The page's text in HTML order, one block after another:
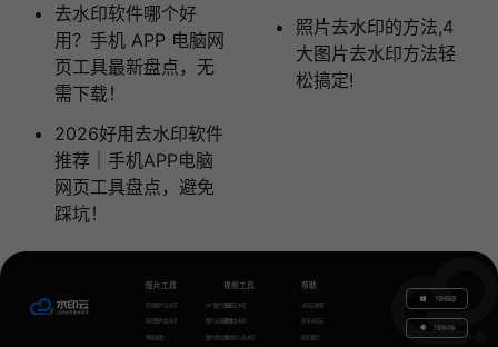
去水印软件哪个好
用？手机 APP 电脑网
页工具最新盘点，无
需下载！
2026好用去水印软件
推荐｜手机APP电脑
网页工具盘点，避免
踩坑！
照片去水印的方法,4
大图片去水印方法轻
松搞定!
图片工具
在线图片去水印
在线图片加水印
智能抠图
GIF图片生成
图片无损放大
图片转文字
视频工具
视频去水印
视频加水印
视频怎么去水印
帮助
水印云教程
关于水印云
联系我们
下载电脑版
下载移动端